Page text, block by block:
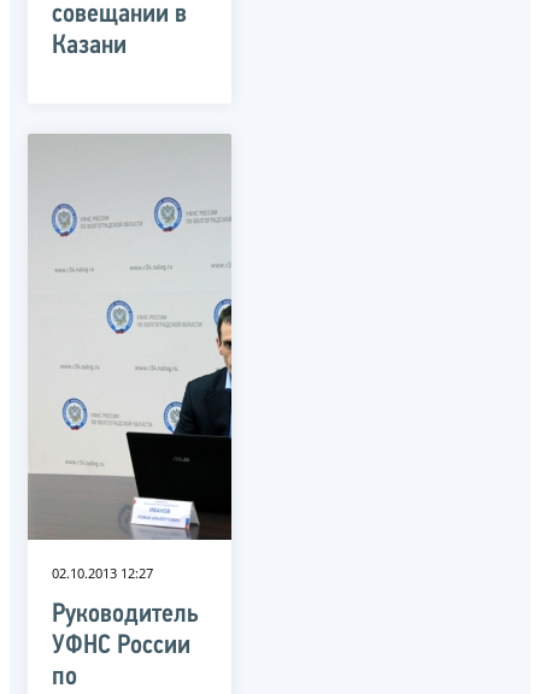
совещании в
Казани
02.10.2013 12:27
Руководитель
УФНС России
по